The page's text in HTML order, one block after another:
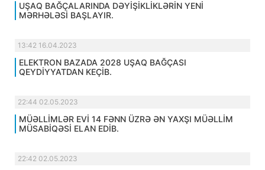
UŞAQ BAĞÇALARINDA DƏYİŞİKLİKLƏRİN YENİ
MƏRHƏLƏSİ BAŞLAYIR.
13:42 16.04.2023
ELEKTRON BAZADA 2028 UŞAQ BAĞÇASI
QEYDİYYATDAN KEÇİB.
22:44 02.05.2023
MÜƏLLİMLƏR EVİ 14 FƏNN ÜZRƏ ƏN YAXŞI MÜƏLLİM
MÜSABİQƏSİ ELAN EDİB.
22:42 02.05.2023